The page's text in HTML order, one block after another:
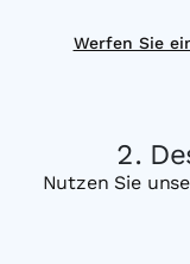
Werfen Sie
Nutzen Sie